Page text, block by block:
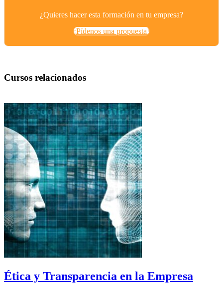
¿Quieres hacer esta formación en tu empresa?
¡Pídenos una propuesta!
Cursos relacionados
Ética y Transparencia en la Empresa